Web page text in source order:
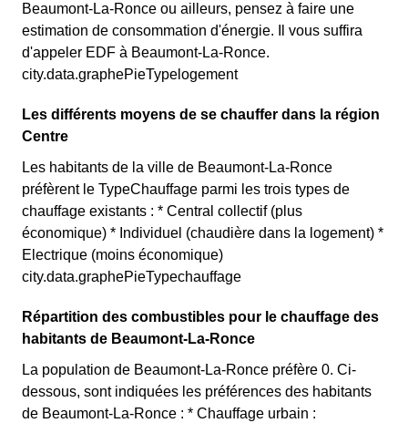
Beaumont-La-Ronce ou ailleurs, pensez à faire une
estimation de consommation d'énergie. Il vous suffira
d'appeler EDF à Beaumont-La-Ronce.
city.data.graphePieTypelogement
Les différents moyens de se chauffer dans la région
Centre
Les habitants de la ville de Beaumont-La-Ronce
préfèrent le TypeChauffage parmi les trois types de
chauffage existants : * Central collectif (plus
économique) * Individuel (chaudière dans la logement) *
Electrique (moins économique)
city.data.graphePieTypechauffage
Répartition des combustibles pour le chauffage des
habitants de Beaumont-La-Ronce
La population de Beaumont-La-Ronce préfère 0. Ci-
dessous, sont indiquées les préférences des habitants
de Beaumont-La-Ronce : * Chauffage urbain :